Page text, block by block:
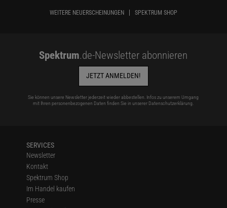
WEITERE NEUERSCHEINUNGEN SPEKTRUM SHOP
Spektrum.de-Newsletter abonnieren
JETZT ANMELDEN!
Sie können unsere Newsletter jederzeit wieder abbestellen. Infos zu unserem Umgang
mit Ihren personenbezogenen Daten finden Sie in unserer Datenschutzerklärung.
SERVICES
Newsletter
Kontakt
Spektrum Shop
Im Handel kaufen
Presse